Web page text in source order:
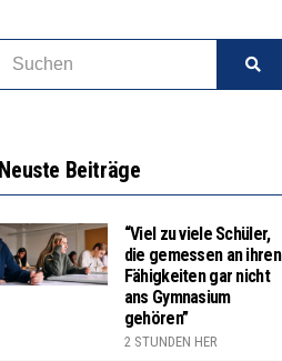
Neuste Beiträge
“Viel zu viele Schüler,
die gemessen an ihren
Fähigkeiten gar nicht
ans Gymnasium
gehören”
2 STUNDEN HER